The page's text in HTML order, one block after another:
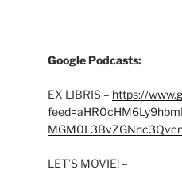
Google Podcasts:
EX LIBRIS – https://
LET’S MOVIE! –